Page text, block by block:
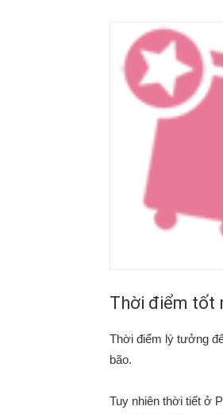
Thời điểm tốt
Thời điểm lý tưởng
bão.
Tuy nhiên thời tiết ở